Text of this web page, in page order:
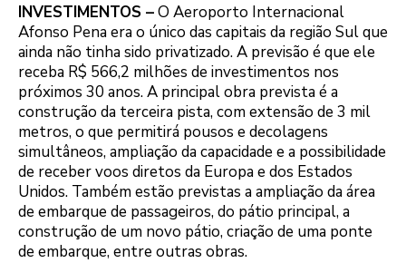
INVESTIMENTOS –O Aeroporto Internacional
Afonso Pena era o único das capitais da região Sul que
ainda não tinha sido privatizado. A previsão é que ele
receba R$ 566,2 milhões de investimentos nos
próximos 30 anos. A principal obra prevista é a
construção da terceira pista, com extensão de 3 mil
metros, o que permitirá pousos e decolagens
simultâneos, ampliação da capacidade e a possibilidade
de receber voos diretos da Europa e dos Estados
Unidos. Também estão previstas a ampliação da área
de embarque de passageiros, do pátio principal, a
construção de um novo pátio, criação de uma ponte
de embarque, entre outras obras.